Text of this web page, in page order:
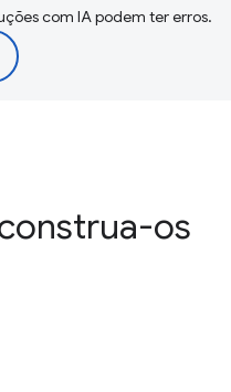
com IA podem ter erros.
os